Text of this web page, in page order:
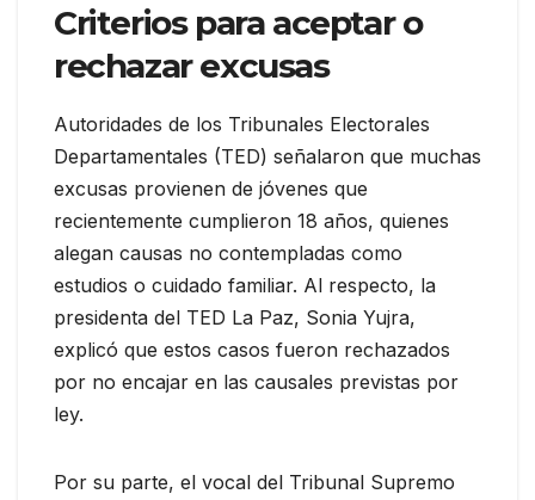
Criterios para aceptar o
rechazar excusas
Autoridades de los Tribunales Electorales
Departamentales (TED) señalaron que muchas
excusas provienen de jóvenes que
recientemente cumplieron 18 años, quienes
alegan causas no contempladas como
estudios o cuidado familiar. Al respecto, la
presidenta del TED La Paz, Sonia Yujra,
explicó que estos casos fueron rechazados
por no encajar en las causales previstas por
ley.
Por su parte, el vocal del Tribunal Supremo